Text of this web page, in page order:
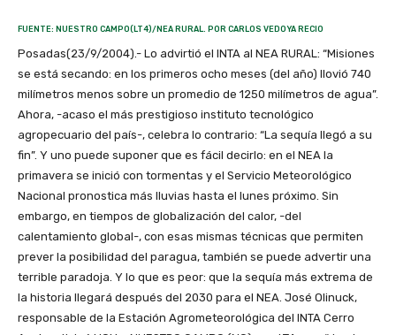
FUENTE: NUESTRO CAMPO(LT4)/NEA RURAL. POR CARLOS VEDOYA RECIO
Posadas(23/9/2004).- Lo advirtió el INTA al NEA RURAL: “Misiones
se está secando: en los primeros ocho meses (del año) llovió 740
milímetros menos sobre un promedio de 1250 milímetros de agua”.
Ahora, -acaso el más prestigioso instituto tecnológico
agropecuario del país-, celebra lo contrario: “La sequía llegó a su
fin”. Y uno puede suponer que es fácil decirlo: en el NEA la
primavera se inició con tormentas y el Servicio Meteorológico
Nacional pronostica más lluvias hasta el lunes próximo. Sin
embargo, en tiempos de globalización del calor, -del
calentamiento global-, con esas mismas técnicas que permiten
prever la posibilidad del paragua, también se puede advertir una
terrible paradoja. Y lo que es peor: que la sequía más extrema de
la historia llegará después del 2030 para el NEA. José Olinuck,
responsable de la Estación Agrometeorológica del INTA Cerro